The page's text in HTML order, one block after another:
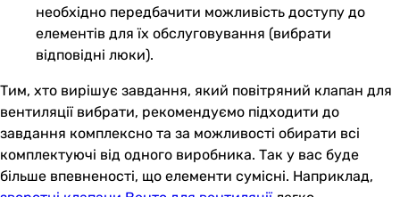
необхідно передбачити можливість доступу до
елементів для їх обслуговування (вибрати
відповідні люки).
Тим, хто вирішує завдання, який повітряний клапан для
вентиляції вибрати, рекомендуємо підходити до
завдання комплексно та за можливості обирати всі
комплектуючі від одного виробника. Так у вас буде
більше впевненості, що елементи сумісні. Наприклад,